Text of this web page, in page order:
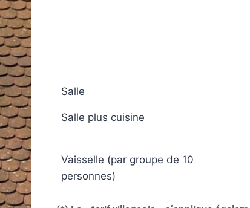
Salle
Salle plus cuisine
Vaisselle (par groupe de 10
personnes)